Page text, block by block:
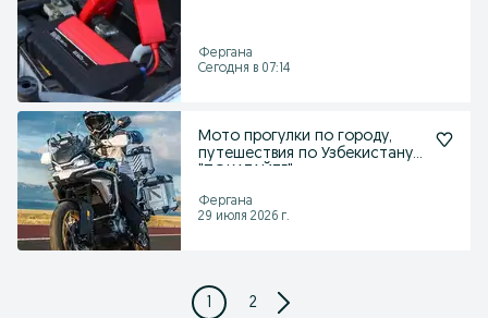
Фергана
Сегодня в 07:14
Мото прогулки по городу,
путешествия по Узбекистану,
Фергана
29 июля 2026 г.
1 2